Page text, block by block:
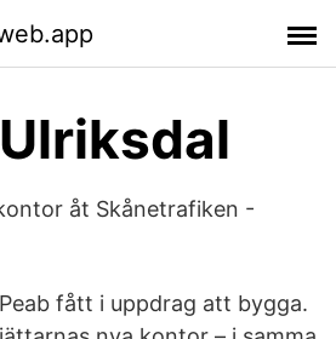
åt Skånetrafiken -
fått i uppdrag att bygga.